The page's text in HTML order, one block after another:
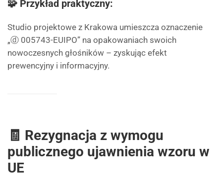
🧩 Przykład praktyczny:
Studio projektowe z Krakowa umieszcza oznaczenie
„ⓓ 005743-EUIPO” na opakowaniach swoich
nowoczesnych głośników – zyskując efekt
prewencyjny i informacyjny.
🧾 Rezygnacja z wymogu
publicznego ujawnienia wzoru w
UE